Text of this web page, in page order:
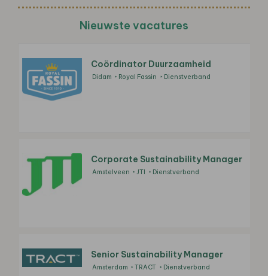
Nieuwste vacatures
Coördinator Duurzaamheid
Didam Royal Fassin Dienstverband
Corporate Sustainability Manager
Amstelveen JTI Dienstverband
Senior Sustainability Manager
Amsterdam TRACT Dienstverband